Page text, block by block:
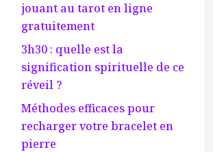
jouant au tarot en ligne
gratuitement
3h30 : quelle est la
signification spirituelle de ce
réveil ?
Méthodes efficaces pour
recharger votre bracelet en
pierre